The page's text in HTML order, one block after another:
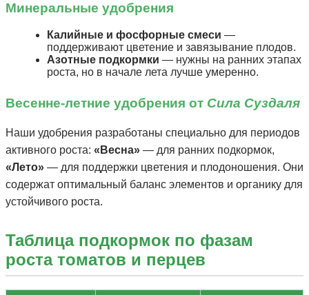
Минеральные удобрения
Калийные и фосфорные смеси —
поддерживают цветение и завязывание плодов.
Азотные подкормки — нужны на ранних этапах
роста, но в начале лета лучше умеренно.
Весенне-летние удобрения от Сила Суздаля
Наши удобрения разработаны специально для периодов
активного роста: «Весна» — для ранних подкормок,
«Лето» — для поддержки цветения и плодоношения. Они
содержат оптимальный баланс элементов и органику для
устойчивого роста.
Таблица подкормок по фазам
роста томатов и перцев